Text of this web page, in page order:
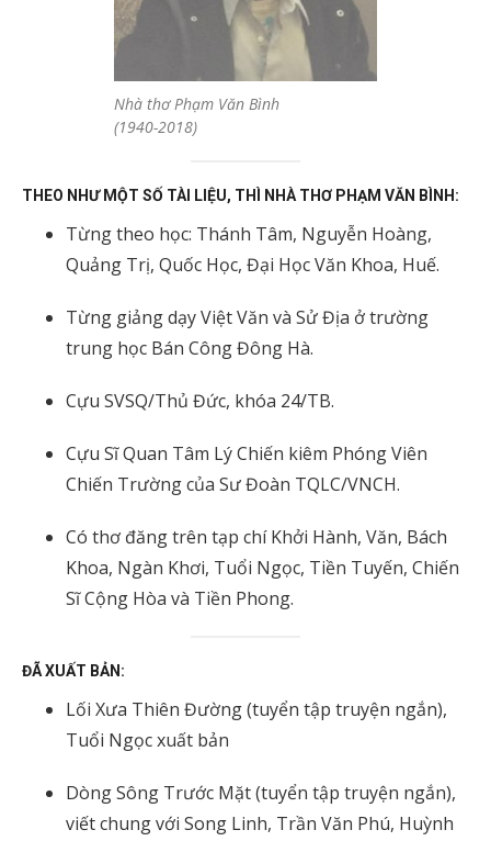
Nhà thơ Phạm Văn Bình
(1940-2018)
THEO NHƯ MỘT SỐ TÀI LIỆU, THÌ NHÀ THƠ PHẠM VĂN BÌNH:
Từng theo học: Thánh Tâm, Nguyễn Hoàng,
Quảng Trị, Quốc Học, Đại Học Văn Khoa, Huế.
Từng giảng dạy Việt Văn và Sử Địa ở trường
trung học Bán Công Đông Hà.
Cựu SVSQ/Thủ Đức, khóa 24/TB.
Cựu Sĩ Quan Tâm Lý Chiến kiêm Phóng Viên
Chiến Trường của Sư Đoàn TQLC/VNCH.
Có thơ đăng trên tạp chí Khởi Hành, Văn, Bách
Khoa, Ngàn Khơi, Tuổi Ngọc, Tiền Tuyến, Chiến
Sĩ Cộng Hòa và Tiền Phong.
ĐÃ XUẤT BẢN:
Lối Xưa Thiên Đường (tuyển tập truyện ngắn),
Tuổi Ngọc xuất bản
Dòng Sông Trước Mặt (tuyển tập truyện ngắn),
viết chung với Song Linh, Trần Văn Phú, Huỳnh